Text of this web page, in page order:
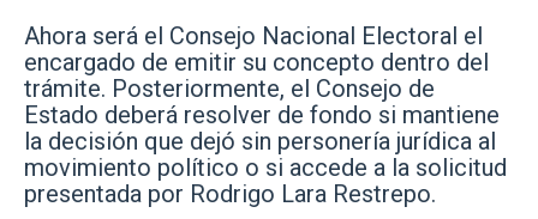
Ahora será el Consejo Nacional Electoral el
encargado de emitir su concepto dentro del
trámite. Posteriormente, el Consejo de
Estado deberá resolver de fondo si mantiene
la decisión que dejó sin personería jurídica al
movimiento político o si accede a la solicitud
presentada por Rodrigo Lara Restrepo.